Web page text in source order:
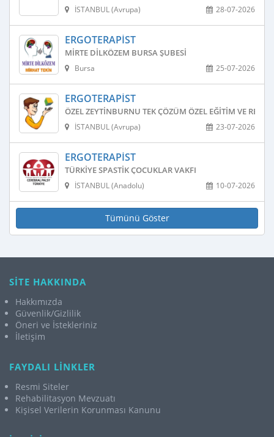
28-07-2026
İSTANBUL (Avrupa)
ERGOTERAPIST
MIRTE DILKÖZEM BURSA ŞUBESI
25-07-2026
Bursa
ERGOTERAPIST
ÖZEL ZEYTINBURNU TEK ÇÖZÜM ÖZEL EĞITIM VE
23-07-2026
İSTANBUL (Avrupa)
ERGOTERAPIST
TÜRKIYE SPASTIK ÇOCUKLAR VAKFI
10-07-2026
İSTANBUL (Anadolu)
Tümünü Göster
SİTE HAKKINDA
Hakkımızda
Güvenlik/Gizlilik
Öneri ve İstekleriniz
İletişim
FAYDALI LİNKLER
Resmi Siteler
Rehabilitasyon Mevzuatı
Kişisel Verilerin Korunması Kanunu